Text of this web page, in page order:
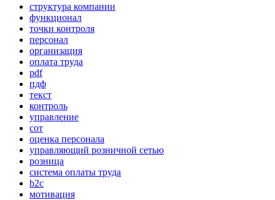
структура компании
функционал
точки контроля
персонал
организация
оплата труда
pdf
пдф
текст
контроль
управление
сот
оценка персонала
управляющий розничной сетью
розница
система оплаты труда
b2c
мотивация